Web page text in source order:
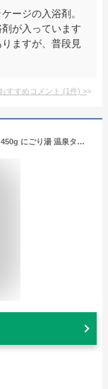
ージの入浴剤。
が入っています
ますが、普段見
すすめコメント (1件) >
【医薬部外品】日本の名湯入浴剤 乳頭(秋田) 450g にごり湯 温泉タイプ